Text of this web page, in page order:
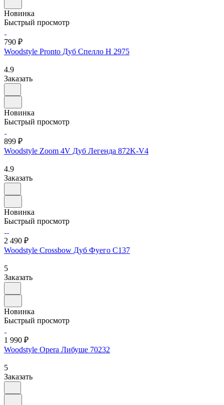
Новинка
Быстрый просмотр
790 ₽
Woodstyle Pronto Дуб Спелло H 2975
4.9
Заказать
Новинка
Быстрый просмотр
899 ₽
Woodstyle Zoom 4V Дуб Легенда 872K-V4
4.9
Заказать
Новинка
Быстрый просмотр
2 490 ₽
Woodstyle Crossbow Дуб Фуего C137
5
Заказать
Новинка
Быстрый просмотр
1 990 ₽
Woodstyle Opera Либуше 70232
5
Заказать